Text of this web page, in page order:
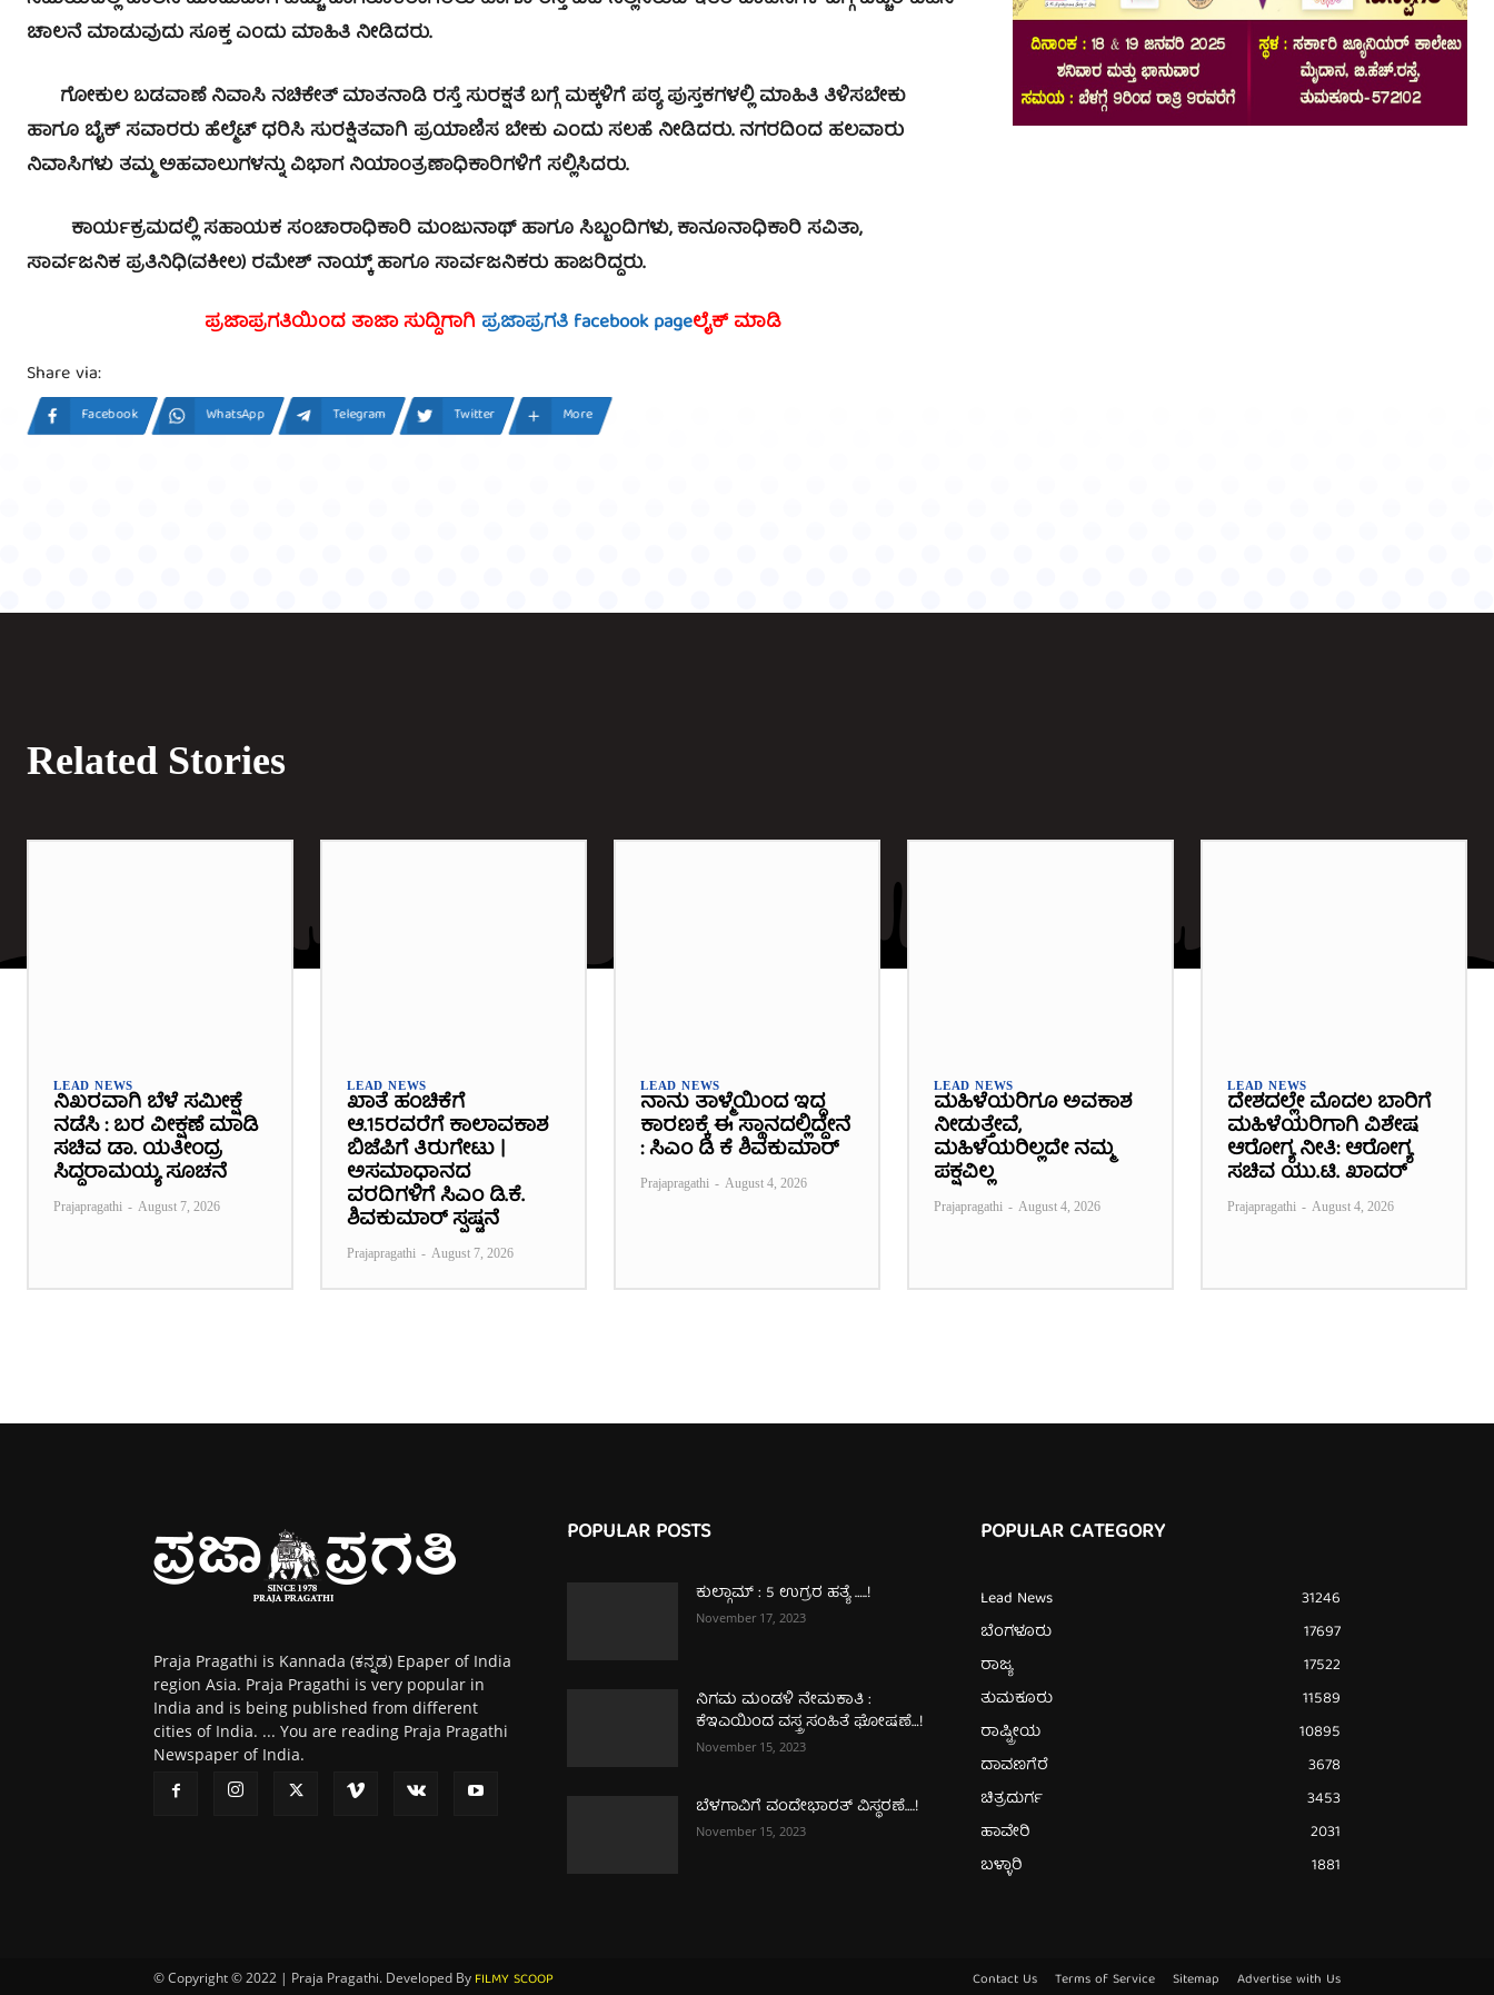
ಚಾಲನೆ ಮಾಡುವುದು ಸೂಕ್ತ ಎಂದು ಮಾಹಿತಿ ನೀಡಿದರು.
ಗೋಕುಲ ಬಡವಾಣೆ ನಿವಾಸಿ ನಚಿಕೇತ್ ಮಾತನಾಡಿ ರಸ್ತೆ ಸುರಕ್ಷತೆ ಬಗ್ಗೆ ಮಕ್ಕಳಿಗೆ ಪಠ್ಯ ಪುಸ್ತಕಗಳಲ್ಲಿ ಮಾಹಿತಿ ತಿಳಿಸಬೇಕು
ಹಾಗೂ ಬೈಕ್ ಸವಾರರು ಹೆಲ್ಮೆಟ್ ಧರಿಸಿ ಸುರಕ್ಷಿತವಾಗಿ ಪ್ರಯಾಣಿಸ ಬೇಕು ಎಂದು ಸಲಹೆ ನೀಡಿದರು. ನಗರದಿಂದ ಹಲವಾರು
ನಿವಾಸಿಗಳು ತಮ್ಮ ಅಹವಾಲುಗಳನ್ನು ವಿಭಾಗ ನಿಯಾಂತ್ರಣಾಧಿಕಾರಿಗಳಿಗೆ ಸಲ್ಲಿಸಿದರು.
ಕಾರ್ಯಕ್ರಮದಲ್ಲಿ ಸಹಾಯಕ ಸಂಚಾರಾಧಿಕಾರಿ ಮಂಜುನಾಥ್ ಹಾಗೂ ಸಿಬ್ಬಂದಿಗಳು, ಕಾನೂನಾಧಿಕಾರಿ ಸವಿತಾ,
ಸಾರ್ವಜನಿಕ ಪ್ರತಿನಿಧಿ(ವಕೀಲ) ರಮೇಶ್ ನಾಯ್ಕ್ ಹಾಗೂ ಸಾರ್ವಜನಿಕರು ಹಾಜರಿದ್ದರು.
ಪ್ರಜಾಪ್ರಗತಿಯಿಂದ ತಾಜಾ ಸುದ್ದಿಗಾಗಿ ಪ್ರಜಾಪ್ರಗತಿ facebook pageಲೈಕ್ ಮಾಡಿ
Share via:
Facebook WhatsApp Telegram Twitter More
Related Stories
LEAD NEWS
ನಿಖರವಾಗಿ ಬೆಳೆ ಸಮೀಕ್ಷೆ
ನಡೆಸಿ : ಬರ ವೀಕ್ಷಣೆ ಮಾಡಿ
ಸಚಿವ ಡಾ. ಯತೀಂದ್ರ
ಸಿದ್ದರಾಮಯ್ಯ ಸೂಚನೆ
Prajapragathi - August 7, 2026
LEAD NEWS
ಖಾತೆ ಹಂಚಿಕೆಗೆ
ಆ.15ರವರೆಗೆ ಕಾಲಾವಕಾಶ
ಬಿಜೆಪಿಗೆ ತಿರುಗೇಟು |
ಅಸಮಾಧಾನದ
ವರದಿಗಳಿಗೆ ಸಿಎಂ ಡಿ.ಕೆ.
ಶಿವಕುಮಾರ್ ಸ್ಪಷ್ಟನೆ
Prajapragathi - August 7, 2026
LEAD NEWS
ನಾನು ತಾಳ್ಮೆಯಿಂದ ಇದ್ದ
ಕಾರಣಕ್ಕೆ ಈ ಸ್ಥಾನದಲ್ಲಿದ್ದೇನೆ
: ಸಿಎಂ ಡಿ ಕೆ ಶಿವಕುಮಾರ್
Prajapragathi - August 4, 2026
LEAD NEWS
ಮಹಿಳೆಯರಿಗೂ ಅವಕಾಶ
ನೀಡುತ್ತೇವೆ,
ಮಹಿಳೆಯರಿಲ್ಲದೇ ನಮ್ಮ
ಪಕ್ಷವಿಲ್ಲ
Prajapragathi - August 4, 2026
LEAD NEWS
ದೇಶದಲ್ಲೇ ಮೊದಲ ಬಾರಿಗೆ
ಮಹಿಳೆಯರಿಗಾಗಿ ವಿಶೇಷ
ಆರೋಗ್ಯ ನೀತಿ: ಆರೋಗ್ಯ
ಸಚಿವ ಯು.ಟಿ. ಖಾದರ್
Prajapragathi - August 4, 2026
Praja Pragathi is Kannada (ಕನ್ನಡ) Epaper of India
region Asia. Praja Pragathi is very popular in
India and is being published from different
cities of India. ... You are reading Praja Pragathi
Newspaper of India.
POPULAR POSTS
ಕುಲ್ಗಾಮ್‌ : 5 ಉಗ್ರರ ಹತ್ಯೆ …..!
November 17, 2023
ನಿಗಮ ಮಂಡಳಿ ನೇಮಕಾತಿ :
ಕೆಇಎಯಿಂದ ವಸ್ತ್ರ ಸಂಹಿತೆ ಘೋಷಣೆ…!
November 15, 2023
ಬೆಳಗಾವಿಗೆ ವಂದೇಭಾರತ್‌ ವಿಸ್ಥರಣೆ….!
November 15, 2023
POPULAR CATEGORY
Lead News
31246
ಬೆಂಗಳೂರು
17697
ರಾಜ್ಯ
17522
ತುಮಕೂರು
11589
ರಾಷ್ಟ್ರೀಯ
10895
ದಾವಣಗೆರೆ
3678
ಚಿತ್ರದುರ್ಗ
3453
ಹಾವೇರಿ
2031
ಬಳ್ಳಾರಿ
1881
Contact Us Terms of Service Sitemap Advertise with Us
© Copyright © 2022 | Praja Pragathi. Developed By FILMY SCOOP